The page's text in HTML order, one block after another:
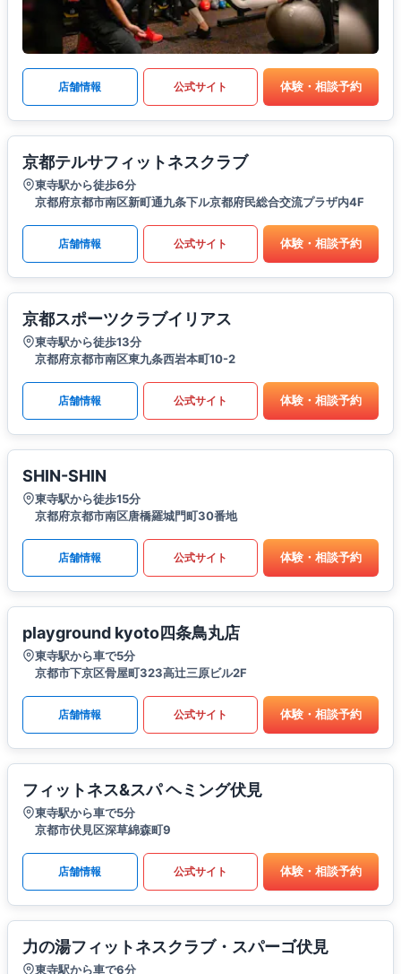
店舗情報 公式サイト 体験・相談予約
京都テルサフィットネスクラブ
東寺駅から徒歩6分
京都府京都市南区新町通九条下ル京都府民総合交流プラザ内4F
店舗情報 公式サイト 体験・相談予約
京都スポーツクラブイリアス
東寺駅から徒歩13分
京都府京都市南区東九条西岩本町10-2
店舗情報 公式サイト 体験・相談予約
SHIN-SHIN
東寺駅から徒歩15分
京都府京都市南区唐橋羅城門町30番地
店舗情報 公式サイト 体験・相談予約
playground kyoto四条鳥丸店
東寺駅から車で5分
京都市下京区骨屋町323高辻三原ビル2F
店舗情報 公式サイト 体験・相談予約
フィットネス&スパ ヘミング伏見
東寺駅から車で5分
京都市伏見区深草綿森町9
店舗情報 公式サイト 体験・相談予約
力の湯フィットネスクラブ・スパーゴ伏見
東寺駅から車で6分